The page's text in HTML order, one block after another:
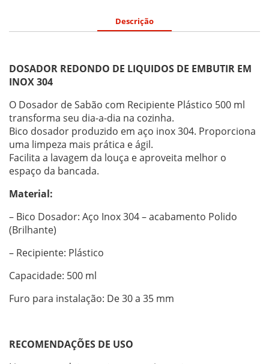
Descrição
DOSADOR REDONDO DE LIQUIDOS DE EMBUTIR EM
INOX 304
O Dosador de Sabão com Recipiente Plástico 500 ml
transforma seu dia-a-dia na cozinha.
Bico dosador produzido em aço inox 304. Proporciona
uma limpeza mais prática e ágil.
Facilita a lavagem da louça e aproveita melhor o
espaço da bancada.
Material:
– Bico Dosador: Aço Inox 304 – acabamento Polido
(Brilhante)
– Recipiente: Plástico
Capacidade: 500 ml
Furo para instalação: De 30 a 35 mm
RECOMENDAÇÕES DE USO